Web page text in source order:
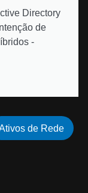
Directory
de
-
de Rede